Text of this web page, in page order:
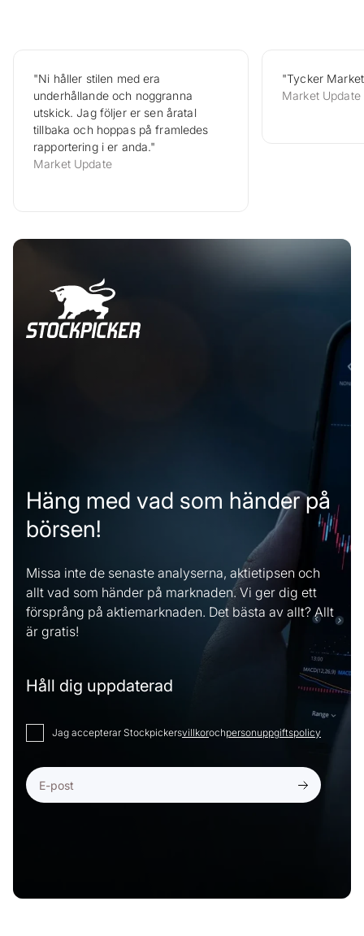
"Ni håller stilen med era
underhållande och noggranna
utskick. Jag följer er sen åratal
tillbaka och hoppas på framledes
rapportering i er anda."
Market Update
"Tycker
Market Update
Häng med vad som händer på
börsen!
Missa inte de senaste analyserna, aktietipsen och
allt vad som händer på marknaden. Vi ger dig ett
försprång på aktiemarknaden. Det bästa av allt? Allt
är gratis!
Håll dig uppdaterad
Jag accepterar Stockpickersvillkorochpersonuppgiftspolicy